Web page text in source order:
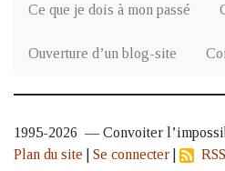
Ce que je dois à mon passé
Ouverture d’un blog-site
1995-2026 — Convoiter
Plan du site
Se connecter